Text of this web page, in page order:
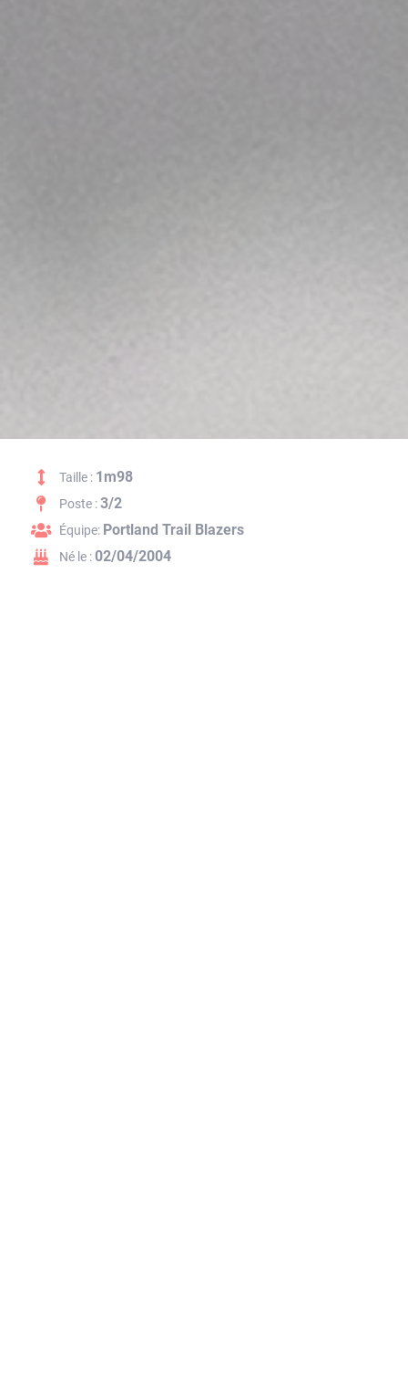
Taille : 1m98
Poste :3/2
Équipe: Portland Trail Blazers
Né le :02/04/2004